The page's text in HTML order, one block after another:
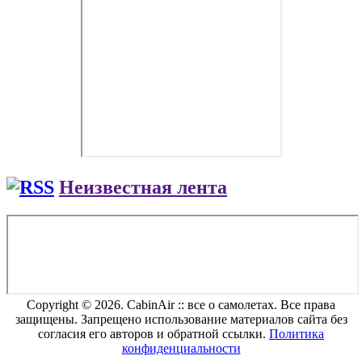
Неизвестная лента
Copyright © 2026. CabinAir :: все о самолетах. Все права
защищены. Запрещено использование материалов сайта без
согласия его авторов и обратной ссылки. Политика
конфиденциальности